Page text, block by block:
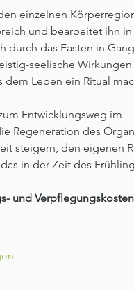
einzelnen
und bearbeitet ihn
durch das Fasten in
seelische Wirkungen
dem Leben ein Ritual
Entwicklungsweg im
Regeneration des
steigern, den eigenen
in der Zeit des
und